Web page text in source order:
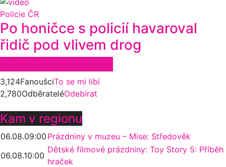
Policie ČR
Po honičce s policií havaroval
řidič pod vlivem drog
3,124FanoušciTo se mi líbí
2,780OdběrateléOdebírat
Kam v regionu
06.08.09:00 Prázdniny v muzeu – Mise: Středověk
06.08.10:00
Dětské filmové prázdniny: Toy Story 5: Příběh
hraček